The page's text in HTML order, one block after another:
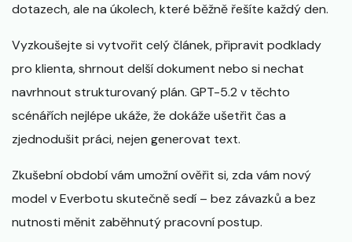
dotazech, ale na úkolech, které běžně řešíte každý den.
Vyzkoušejte si vytvořit celý článek, připravit podklady
pro klienta, shrnout delší dokument nebo si nechat
navrhnout strukturovaný plán. GPT-5.2 v těchto
scénářích nejlépe ukáže, že dokáže ušetřit čas a
zjednodušit práci, nejen generovat text.
Zkušební období vám umožní ověřit si, zda vám nový
model v Everbotu skutečně sedí – bez závazků a bez
nutnosti měnit zaběhnutý pracovní postup.